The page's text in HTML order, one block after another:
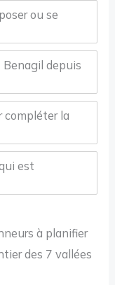
ou se
depuis
compléter la
est
à planifier
des 7 vallées